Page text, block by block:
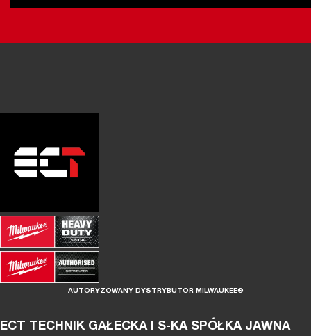
AUTORYZOWANY DYSTRYBUTOR MILWAUKEE®
ECT TECHNIK GAŁECKA I S-KA SPÓŁKA JAWNA